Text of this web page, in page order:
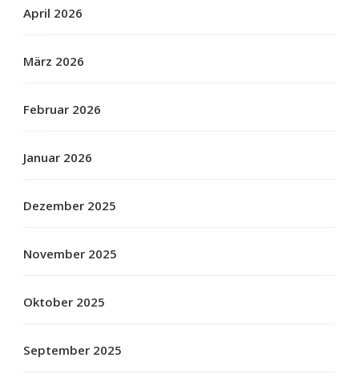
April 2026
März 2026
Februar 2026
Januar 2026
Dezember 2025
November 2025
Oktober 2025
September 2025